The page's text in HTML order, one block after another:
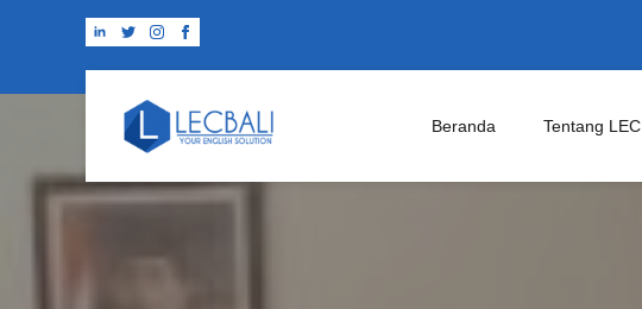
Beranda Tentang LEC